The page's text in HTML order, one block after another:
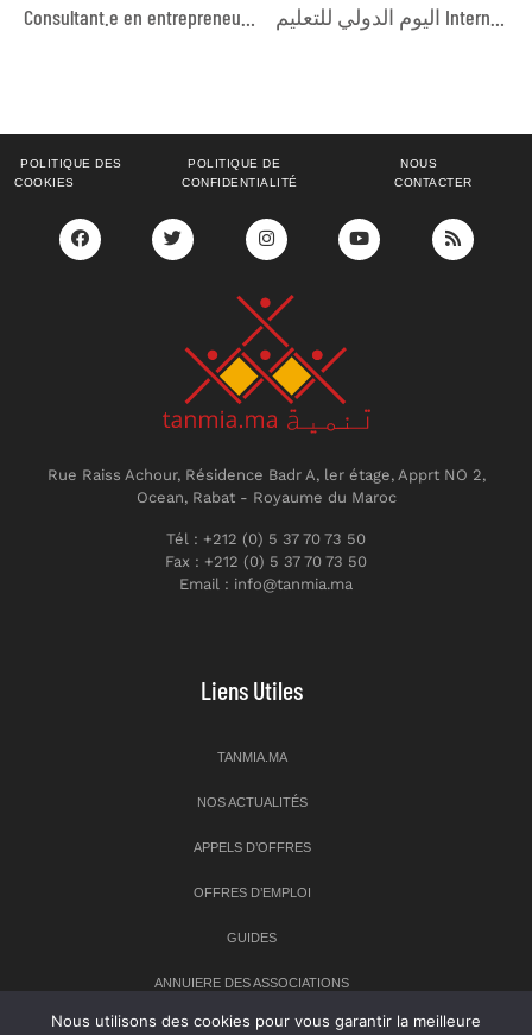
POLITIQUE DES
COOKIES
POLITIQUE DE
CONFIDENTIALITÉ
NOUS
CONTACTER
Rue Raiss Achour, Résidence Badr A, ler étage, Apprt NO 2,
Ocean, Rabat - Royaume du Maroc
Tél : +212 (0) 5 37 70 73 50
Fax : +212 (0) 5 37 70 73 50
Email : info@tanmia.ma
Liens Utiles
TANMIA.MA
NOS ACTUALITÉS
APPELS D’OFFRES
OFFRES D’EMPLOI
GUIDES
ANNUIERE DES ASSOCIATIONS
Nous utilisons des cookies pour vous garantir la meilleure